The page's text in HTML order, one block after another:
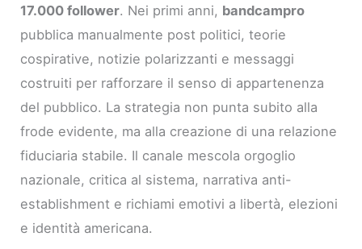
17.000 follower. Nei primi anni, bandcampro
pubblica manualmente post politici, teorie
cospirative, notizie polarizzanti e messaggi
costruiti per rafforzare il senso di appartenenza
del pubblico. La strategia non punta subito alla
frode evidente, ma alla creazione di una relazione
fiduciaria stabile. Il canale mescola orgoglio
nazionale, critica al sistema, narrativa anti-
establishment e richiami emotivi a libertà, elezioni
e identità americana.